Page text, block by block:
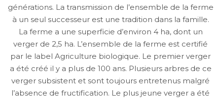
générations. La transmission de l’ensemble de la ferme
à un seul successeur est une tradition dans la famille.
La ferme a une superficie d’environ 4 ha, dont un
verger de 2,5 ha. L’ensemble de la ferme est certifié
par le label Agriculture biologique. Le premier verger
a été créé il y a plus de 100 ans. Plusieurs arbres de ce
verger subsistent et sont toujours entretenus malgré
l’absence de fructification. Le plus jeune verger a été